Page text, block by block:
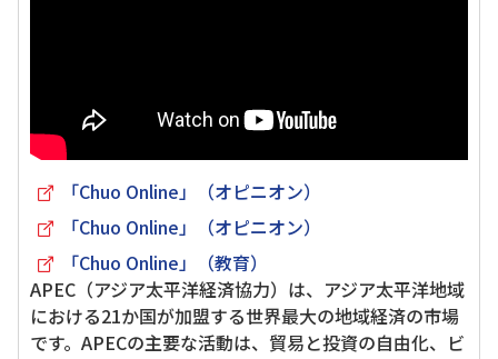
「Chuo Online」（オピニオン）
「Chuo Online」（オピニオン）
「Chuo Online」（教育）
APEC（アジア太平洋経済協力）は、アジア太平洋地域
における21か国が加盟する世界最大の地域経済の市場
です。APECの主要な活動は、貿易と投資の自由化、ビ